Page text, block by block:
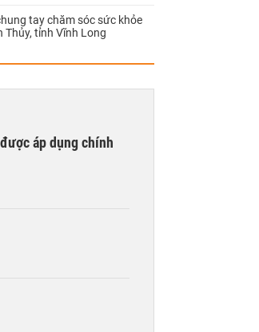
tay chăm sóc sức khỏe
Thủy, tỉnh Vĩnh Long
áp dụng chính